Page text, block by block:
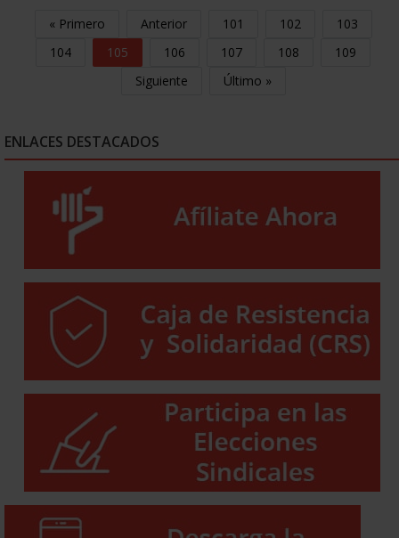
« Primero Anterior 101 102
103
104
105 106 107 108
109
Siguiente
Último »
ENLACES DESTACADOS